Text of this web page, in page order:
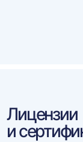
Лицензии
и